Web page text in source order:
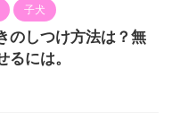
子犬
のしつけ方法は？無
には。